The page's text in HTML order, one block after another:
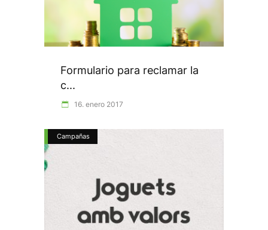
Formulario para reclamar la
c...
16. enero 2017
Campañas